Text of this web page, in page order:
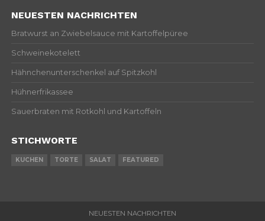
NEUESTEN NACHRICHTEN
Bratwurst an Zwiebelsauce mit Kartoffelpüree
Schweinekotelett
Hähnchenunterschenkel auf Spitzkohl
Hühnerfrikassee
Sauerbraten mit Rotkohl und Kartoffeln
STICHWORTE
KUCHEN TORTE SALAT FEATURED
NEUESTEN NACHRICHTEN